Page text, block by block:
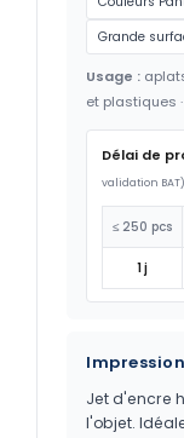
Grande
Usage :
et plastiques ·
Délai de
validation BAT)
≤ 250 pcs
1 j
Jet d'encre
l'objet.